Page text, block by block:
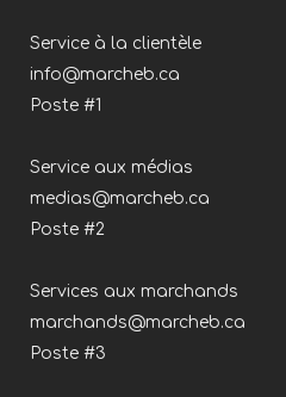
Service à la clientèle
info@marcheb.ca
Poste #1
Service aux médias
medias@marcheb.ca
Poste #2
Services aux marchands
marchands@marcheb.ca
Poste #3